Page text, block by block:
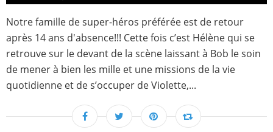
Notre famille de super-héros préférée est de retour
après 14 ans d'absence!!! Cette fois c’est Hélène qui se
retrouve sur le devant de la scène laissant à Bob le soin
de mener à bien les mille et une missions de la vie
quotidienne et de s’occuper de Violette,...